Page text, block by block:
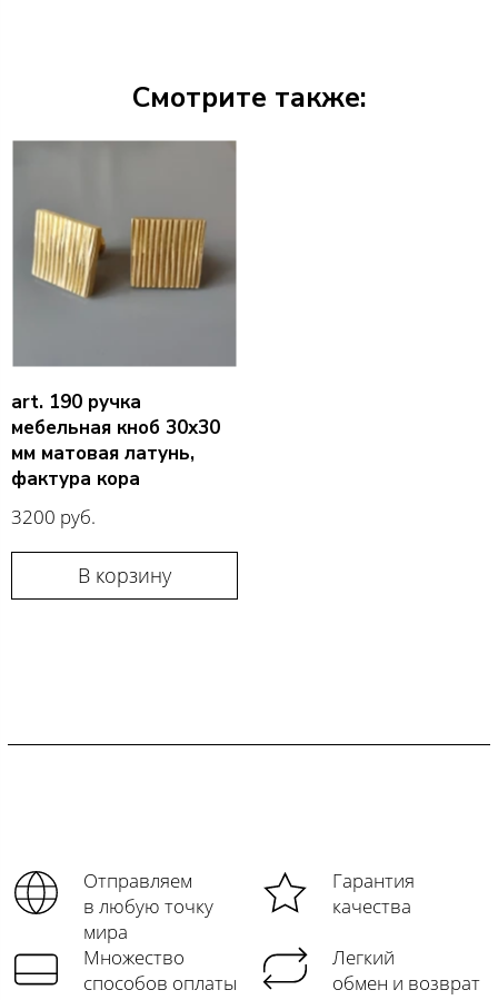
Смотрите также:
art. 190 ручка
мебельная кноб 30х30
мм матовая латунь,
фактура кора
3200 руб.
В корзину
Отправляем
в любую точку
мира
Гарантия
качества
Множество
способов оплаты
Легкий
обмен и возврат